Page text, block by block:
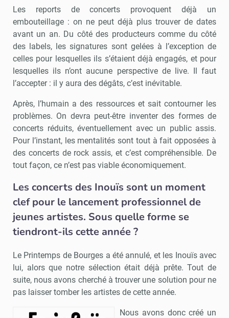
Les reports de concerts provoquent déjà un
embouteillage : on ne peut déjà plus trouver de dates
avant un an. Du côté des producteurs comme du côté
des labels, les signatures sont gelées à l’exception de
celles pour lesquelles ils s’étaient déjà engagés, et pour
lesquelles ils n’ont aucune perspective de live. Il faut
l’accepter : il y aura des dégâts, c’est inévitable.
Après, l’humain a des ressources et sait contourner les
problèmes. On devra peut-être inventer des formes de
concerts réduits, éventuellement avec un public assis.
Pour l’instant, les mentalités sont tout à fait opposées à
des concerts de rock assis, et c’est compréhensible. De
tout façon, ce n’est pas viable économiquement.
Les concerts des Inouïs sont un moment
clef pour le lancement professionnel de
jeunes artistes. Sous quelle forme se
tiendront-ils cette année ?
Le Printemps de Bourges a été annulé, et les Inouïs avec
lui, alors que notre sélection était déjà prête. Tout de
suite, nous avons cherché à trouver une solution pour ne
pas laisser tomber les artistes de cette année.
Nous avons donc créé un